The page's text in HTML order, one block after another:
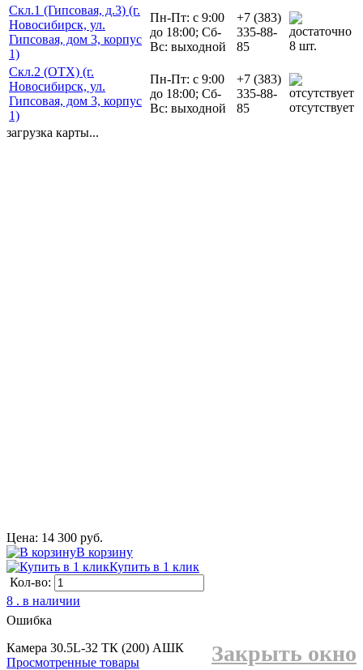
Скл.1 (Гипсовая, д.3) (г.
Новосибирск, ул.
Гипсовая, дом 3, корпус
1)
Пн-Пт: с 9:00
до 18:00; Сб-
Вс: выходной
+7 (383)
335-88-
85
8 шт.
Скл.2 (ОТХ) (г.
Новосибирск, ул.
Гипсовая, дом 3, корпус
1)
Пн-Пт: с 9:00
до 18:00; Сб-
Вс: выходной
+7 (383)
335-88-
85
отсутствует
загрузка карты...
Цена: 14 300 руб.
В корзину
Купить в 1 клик
Кол-во:
8 . в наличии
Ошибка
Закрыть окно
Камера 30.5L-32 ТК (200) АШК
Просмотренные товары